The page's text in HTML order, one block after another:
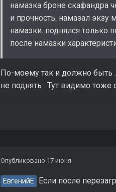
намазка броне скафандра
и прочность. намазал экзу
намазки. поднялся только
после намазки
По-моему так и должно быть
не поднять . Тут видимо тоже
Опубликовано 17 июня
ЕвгенийЕ Если после